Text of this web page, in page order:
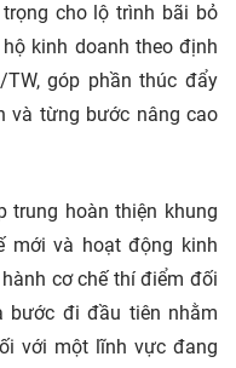
cho lộ trình bãi bỏ
kinh doanh theo định
TW, góp phần thúc đẩy
và từng bước nâng cao
trung hoàn thiện khung
mới và hoạt động kinh
cơ chế thí điểm đối
bước đi đầu tiên nhằm
với một lĩnh vực đang